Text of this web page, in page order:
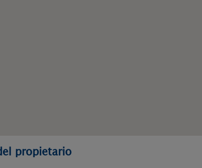
propietario